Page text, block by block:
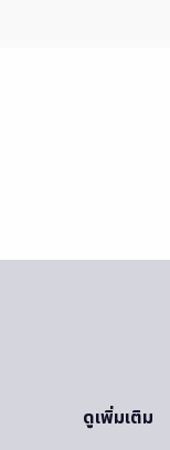
ดูเพิ่มเติม